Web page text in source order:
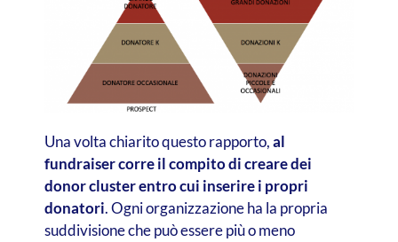
Una volta chiarito questo rapporto,al
fundraiser corre il compito di creare dei
donor cluster entro cui inserire i propri
donatori. Ogni organizzazione ha la propria
suddivisione che può essere più o meno